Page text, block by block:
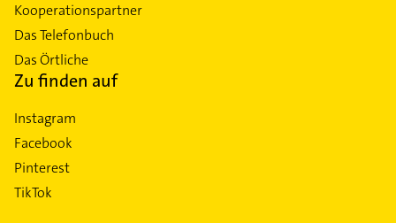
Kooperationspartner
Das Telefonbuch
Das Örtliche
Zu finden auf
Instagram
Facebook
Pinterest
TikTok